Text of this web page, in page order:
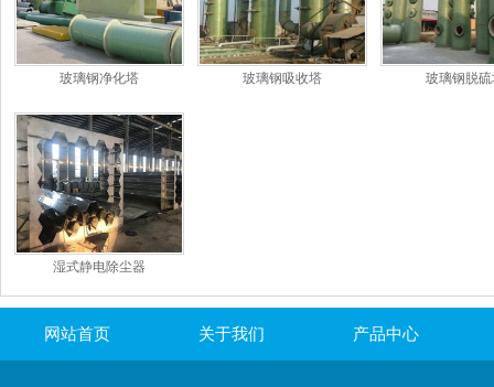
玻璃钢净化塔 玻璃钢吸收塔 玻璃钢脱
湿式静电除尘器
网站首页 关于我们 产品中心